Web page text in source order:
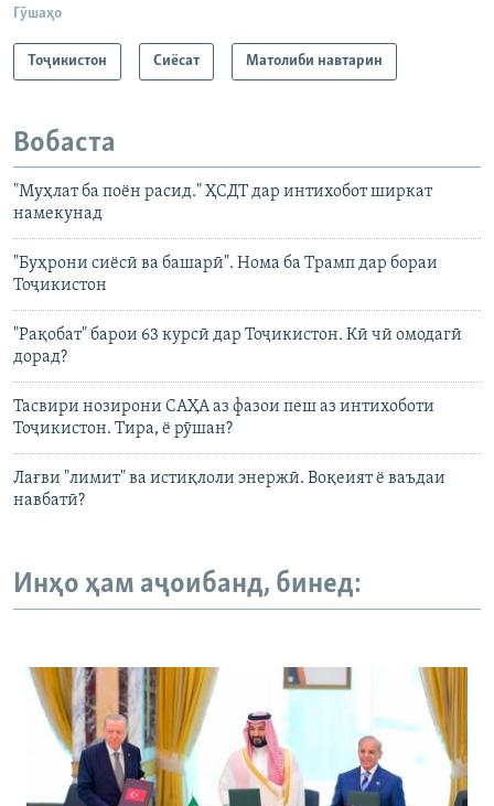
Гӯшаҳо
Тоҷикистон Сиёсат Матолиби навтарин
Вобаста
"Муҳлат ба поён расид." ҲСДТ дар интихобот ширкат
намекунад
"Буҳрони сиёсӣ ва башарӣ". Нома ба Трамп дар бораи
Тоҷикистон
"Рақобат" барои 63 курсӣ дар Тоҷикистон. Кӣ чӣ омодагӣ
дорад?
Тасвири нозирони САҲА аз фазои пеш аз интихоботи
Тоҷикистон. Тира, ё рӯшан?
Лағви "лимит" ва истиқлоли энержӣ. Воқеият ё ваъдаи
навбатӣ?
Инҳо ҳам аҷоибанд, бинед: